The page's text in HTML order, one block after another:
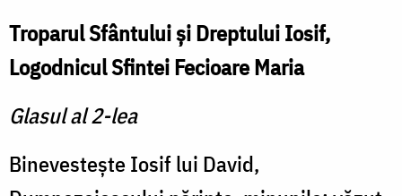
Troparul Sfântului şi Dreptului Iosif,
Logodnicul Sfintei Fecioare Maria
Glasul al 2-lea
Binevesteşte Iosif lui David,